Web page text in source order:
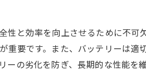
置でドローンを紛失から守る
に出回っている追跡装置の比較
考慮すべき機能
を向上させる方法
性と効率を向上させるために不
重要です。また、バッテリーは
の劣化を防ぎ、長期的な性能を